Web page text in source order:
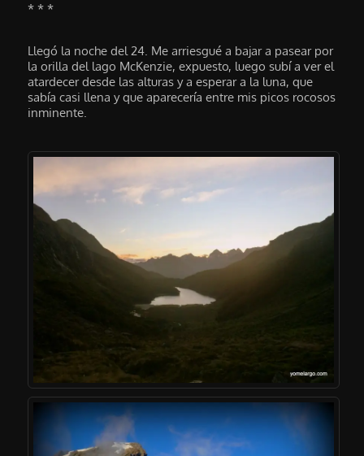
* * *
Llegó la noche del 24. Me arriesgué a bajar a pasear por
la orilla del lago McKenzie, expuesto, luego subí a ver el
atardecer desde las alturas y a esperar a la luna, que
sabía casi llena y que aparecería entre mis picos rocosos
inminente.